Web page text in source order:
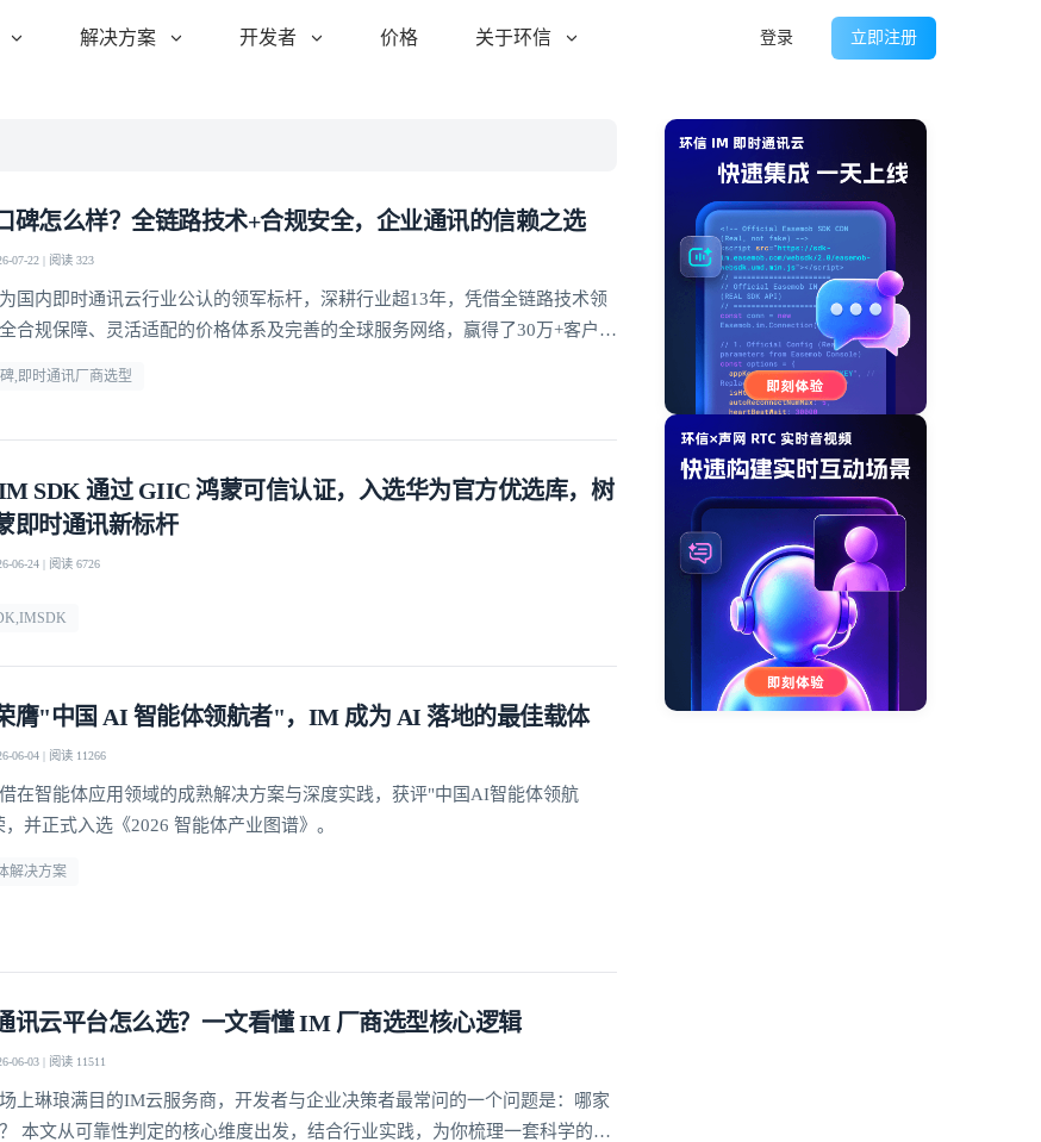
解决方案 开发者 价格 关于环信 登录 立即注册
碑怎么样？全链路技术+合规安全，企业通讯的信赖之选
07-22 | 阅读 323
国内即时通讯云行业公认的领军标杆，深耕行业超13年，凭借全链路技术领
合规保障、灵活适配的价格体系及完善的全球服务网络，赢得了30万+客户的
,即时通讯厂商选型
SDK 通过 GIIC 鸿蒙可信认证，入选华为官方优选库，树
即时通讯新标杆
06-24 | 阅读 6726
膺"中国 AI 智能体领航者"，IM 成为 AI 落地的最佳载体
06-04 | 阅读 11266
在智能体应用领域的成熟解决方案与深度实践，获评"中国AI智能体领航
并正式入选《2026 智能体产业图谱》。
解决方案
讯云平台怎么选？一文看懂 IM 厂商选型核心逻辑
06-03 | 阅读 11511
上琳琅满目的IM云服务商，开发者与企业决策者最常问的一个问题是：哪家
本文从可靠性判定的核心维度出发，结合行业实践，为你梳理一套科学的选